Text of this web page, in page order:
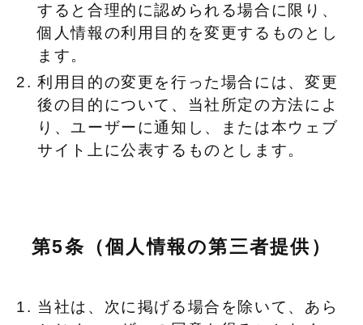
すると合理的に認められる場合に限り、
個人情報の利用目的を変更するものとし
ます。
利用目的の変更を行った場合には、変更
後の目的について、当社所定の方法によ
り、ユーザーに通知し、または本ウェブ
サイト上に公表するものとします。
第5条（個人情報の第三者提供）
当社は、次に掲げる場合を除いて、あら